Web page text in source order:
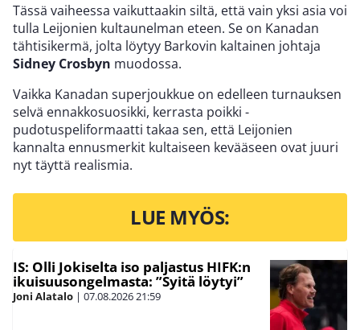
Tässä vaiheessa vaikuttaakin siltä, että vain yksi asia voi
tulla Leijonien kultaunelman eteen. Se on Kanadan
tähtisikermä, jolta löytyy Barkovin kaltainen johtaja
Sidney Crosbyn muodossa.
Vaikka Kanadan superjoukkue on edelleen turnauksen
selvä ennakkosuosikki, kerrasta poikki -
pudotuspeliformaatti takaa sen, että Leijonien
kannalta ennusmerkit kultaiseen kevääseen ovat juuri
nyt täyttä realismia.
LUE MYÖS:
IS: Olli Jokiselta iso paljastus HIFK:n
ikuisuusongelmasta: ”Syitä löytyi”
Joni Alatalo | 07.08.202621:59